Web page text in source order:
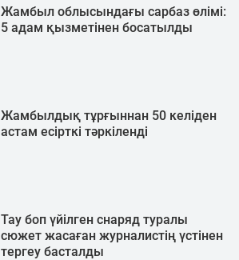
Жамбыл облысындағы сарбаз өлімі:
5 адам қызметінен босатылды
Жамбылдық тұрғыннан 50 келіден
астам есірткі тәркіленді
Тау боп үйілген снаряд туралы
сюжет жасаған журналистің үстінен
тергеу басталды